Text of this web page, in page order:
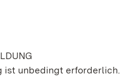
ist unbedingt erforderlich.